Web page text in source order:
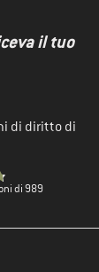
il tuo
di diritto di
di 989